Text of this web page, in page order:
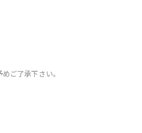
ご了承下さい。